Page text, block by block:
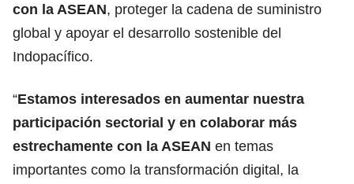
con la ASEAN, proteger la cadena de suministro
global y apoyar el desarrollo sostenible del
Indopacífico.
“Estamos interesados ​​en aumentar nuestra
participación sectorial y en colaborar más
estrechamente con la ASEAN en temas
importantes como la transformación digital, la